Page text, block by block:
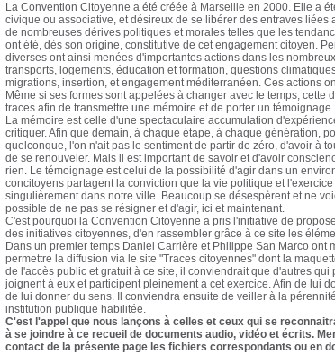
La Convention Citoyenne a été créée à Marseille en 2000. Elle a
civique ou associative, et désireux de se libérer des entraves
de nombreuses dérives politiques et morales telles que les
ont été, dès son origine, constitutive de cet engagement citoyen.
diverses ont ainsi menées d'importantes actions dans les
transports, logements, éducation et formation, questions
migrations, insertion, et engagement méditerranéen. Ces actions
Même si ses formes sont appelées à changer avec le temps,
traces afin de transmettre une mémoire et de porter un témoignage.
La mémoire est celle d'une spectaculaire accumulation
critiquer. Afin que demain, à chaque étape, à chaque génération,
quelconque, l'on n'ait pas le sentiment de partir de zéro, d'avoir à
de se renouveler. Mais il est important de savoir et d'avoir
rien. Le témoignage est celui de la possibilité d'agir dans un
concitoyens partagent la conviction que la vie politique et
singulièrement dans notre ville. Beaucoup se désespèrent et ne
possible de ne pas se résigner et d'agir, ici et maintenant.
C'est pourquoi la Convention Citoyenne a pris l'initiative de
des initiatives citoyennes, d'en rassembler grâce à ce site les
Dans un premier temps Daniel Carrière et Philippe San Marco
permettre la diffusion via le site "Traces citoyennes" dont la
de l'accès public et gratuit à ce site, il conviendrait que d'autres
joignent à eux et participent pleinement à cet exercice. Afin de lui
de lui donner du sens. Il conviendra ensuite de veiller à la
institution publique habilitée.
C'est l'appel que nous lançons à celles et ceux qui se
à se joindre à ce recueil de documents audio, vidéo et écrits.
contact de la présente page les fichiers correspondants ou en